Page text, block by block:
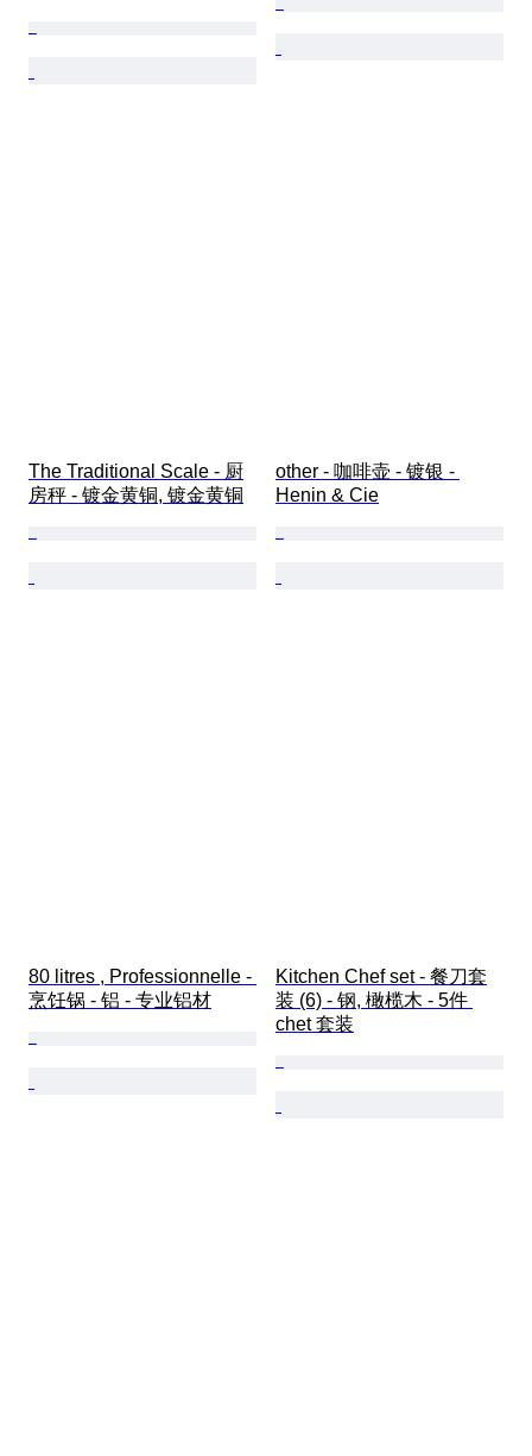
The Traditional Scale - 厨
房秤 - 镀金黄铜, 镀金黄铜
other - 咖啡壶 - 镀银 -
Henin & Cie
80 litres , Professionnelle -
烹饪锅 - 铝 - 专业铝材
Kitchen Chef set - 餐刀套
装 (6) - 钢, 橄榄木 - 5件
chet 套装